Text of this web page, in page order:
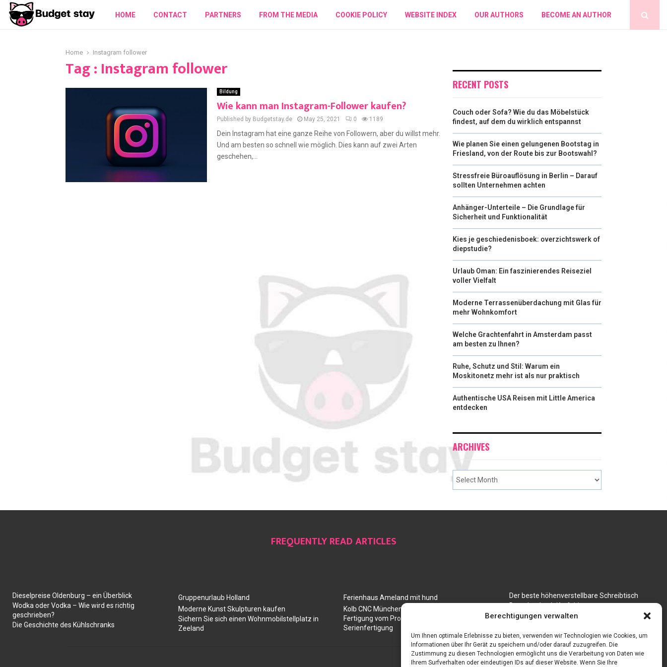
Berechtigungen verwalten
Um Ihnen optimale Erlebnisse zu bieten, verwenden wir Technologien wie Cookies, um
Informationen über Ihr Gerät zu speichern und/oder darauf zuzugreifen. Die
Zustimmung zu diesen Technologien ermöglicht uns die Verarbeitung von Daten wie
Ihrem Surfverhalten oder eindeutigen IDs auf dieser Website. Wenn Sie Ihre
HOME CONTACT PARTNERS FROM THE MEDIA COOKIE POLICY WEBSITE INDEX OUR AUTHORS BECOME AN AUTHOR
Home Instagram follower
Tag : Instagram follower
Bildung
Wie kann man Instagram-Follower kaufen?
Published by Budgetstay.de May 25, 2021 0 1189
Dein Instagram hat eine ganze Reihe von Followern, aber du willst mehr.
Und am besten so schnell wie möglich. Dies kann auf zwei Arten
geschehen,...
RECENT POSTS
Couch oder Sofa? Wie du das Möbelstück
findest, auf dem du wirklich entspannst
Wie planen Sie einen gelungenen Bootstag in
Friesland, von der Route bis zur Bootswahl?
Stressfreie Büroauflösung in Berlin – Darauf
sollten Unternehmen achten
Anhänger-Unterteile – Die Grundlage für
Sicherheit und Funktionalität
Kies je geschiedenisboek: overzichtswerk of
diepstudie?
Urlaub Oman: Ein faszinierendes Reiseziel
voller Vielfalt
Moderne Terrassenüberdachung mit Glas für
mehr Wohnkomfort
Welche Grachtenfahrt in Amsterdam passt
am besten zu Ihnen?
Ruhe, Schutz und Stil: Warum ein
Moskitonetz mehr ist als nur praktisch
Authentische USA Reisen mit Little America
entdecken
ARCHIVES
FREQUENTLY READ ARTICLES
Dieselpreise Oldenburg – ein Überblick
Wodka oder Vodka – Wie wird es richtig
geschrieben?
Die Geschichte des Kühlschranks
Gruppenurlaub Holland
Moderne Kunst Skulpturen kaufen
Sichern Sie sich einen Wohnmobilstellplatz in
Zeeland
Ferienhaus Ameland mit hund
Kolb CNC München: Ihr Partner für CNC
Fertigung vom Prototyp über die
Serienfertigung
Der beste höhenverstellbare Schreibtisch
Branchenbuch Krefeld